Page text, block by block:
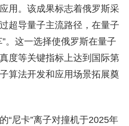
用。该成果标志着俄罗斯采
超导量子主流路径，在量子
。这一选择使俄罗斯在量子
度等关键指标上达到国际第
算法开发和应用场景拓展奠
“尼卡”离子对撞机于2025年